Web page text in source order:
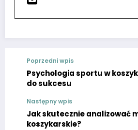
Poprzedni wpis
Psychologia sportu w
do sukcesu
Następny wpis
Jak skutecznie analizować
koszykarskie?